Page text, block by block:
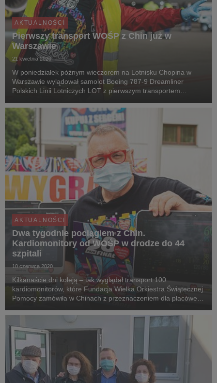
AKTUALNOŚCI
Pierwszy transport WOŚP z Chin już w
Warszawie
21 kwietnia 2020
W poniedziałek późnym wieczorem na Lotnisku Chopina w
Warszawie wylądował samolot Boeing 787-9 Dreamliner
Polskich Linii Lotniczych LOT z pierwszym transportem
Orkiestrę Świątecznej Pomocy dla polskich szpitali walczących
AKTUALNOŚCI
Dwa tygodnie pociągiem z Chin.
Kardiomonitory od WOŚP w drodze do 44
szpitali
10 czerwca 2020
Kilkanaście dni koleją – tak wyglądał transport 100
kardiomonitorów, które Fundacja Wielka Orkiestra Świątecznej
Pomocy zamówiła w Chinach z przeznaczeniem dla placówek
milionów złotych trafią do szpitali przed końcem ...